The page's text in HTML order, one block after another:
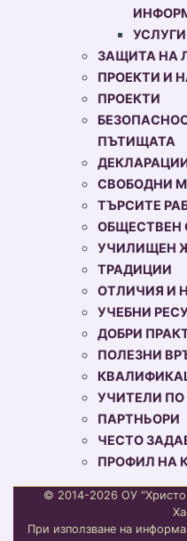
УСЛУГИ
ЗАЩИТА НА
ПРОЕКТИ И
ПРОЕКТИ
ПЪТИЩАТА
СВОБОДНИ
ТЪРСИТЕ
ОБЩЕСТВЕН
УЧИЛИЩЕН
ТРАДИЦИИ
ОТЛИЧИЯ И
УЧЕБНИ
ДОБРИ
ПОЛЕЗНИ
УЧИТЕЛИ ПО
ПАРТНЬОРИ
ЧЕСТО
ПРОФИЛ НА
© 2014-2026 ОУ
При използване на